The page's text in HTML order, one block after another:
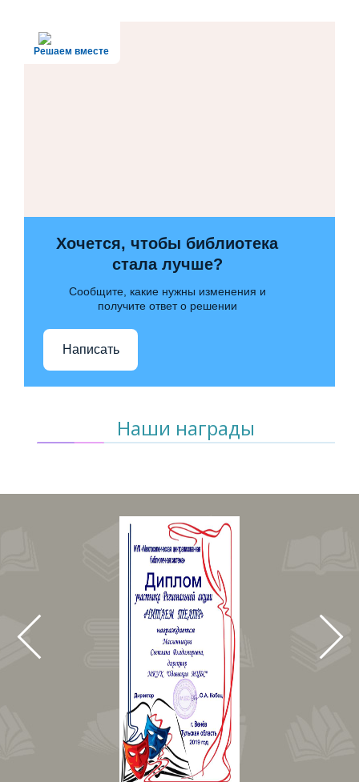
Решаем вместе
Хочется, чтобы библиотека
стала лучше?
Сообщите, какие нужны изменения и
получите ответ о решении
Написать
Наши награды